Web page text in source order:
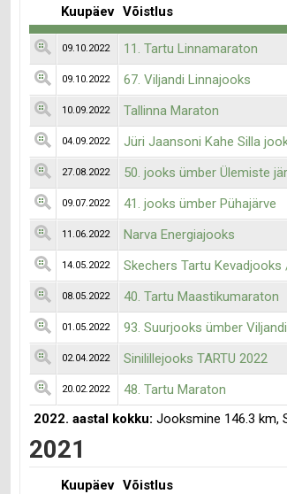
Kuupäev Võistlus
09.10.2022 11. Tartu Linnamaraton
09.10.2022 67. Viljandi Linnajooks
10.09.2022 Tallinna Maraton
04.09.2022 Jüri Jaansoni Kahe Silla
27.08.2022 50. jooks ümber Ülemiste
09.07.2022 41. jooks ümber Pühajärve
11.06.2022 Narva Energiajooks
14.05.2022 Skechers Tartu
08.05.2022 40. Tartu Maastikumaraton
01.05.2022 93. Suurjooks ümber
02.04.2022 Sinilillejooks TARTU 2022
20.02.2022 48. Tartu Maraton
2022. aastal kokku: Jooksmine 146.3 km,
2021
Kuupäev Võistlus